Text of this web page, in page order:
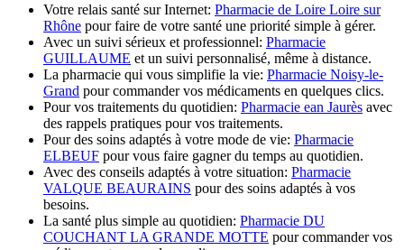
Votre relais santé sur Internet: Pharmacie de Loire Loire sur
Rhône pour faire de votre santé une priorité simple à gérer.
Avec un suivi sérieux et professionnel: Pharmacie
GUILLAUME et un suivi personnalisé, même à distance.
La pharmacie qui vous simplifie la vie: Pharmacie Noisy-le-
Grand pour commander vos médicaments en quelques clics.
Pour vos traitements du quotidien: Pharmacie ean Jaurès avec
des rappels pratiques pour vos traitements.
Pour des soins adaptés à votre mode de vie: Pharmacie
ELBEUF pour vous faire gagner du temps au quotidien.
Avec des conseils adaptés à votre situation: Pharmacie
VALQUE BEAURAINS pour des soins adaptés à vos
besoins.
La santé plus simple au quotidien: Pharmacie DU
COUCHANT LA GRANDE MOTTE pour commander vos